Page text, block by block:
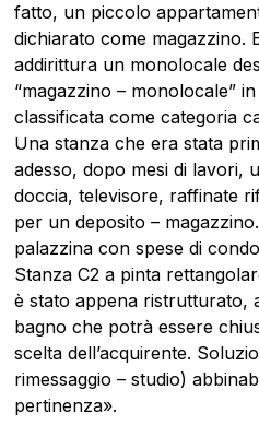
fatto, un piccolo
dichiarato come magazzino.
addirittura un monolocale
“magazzino – monolocale”
classificata come categoria
Una stanza che era stata
adesso, dopo mesi di lavori,
doccia, televisore, raffinate
per un deposito –
palazzina con spese di
Stanza C2 a pinta
è stato appena ristrutturato,
bagno che potrà essere
scelta dell’acquirente.
rimessaggio – studio)
pertinenza».